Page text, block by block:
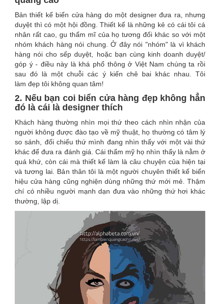
Bản thiết kế biển cửa hàng do một designer đưa ra, nhưng
duyệt thì có một hội đồng. Thiết kế là những kẻ có cái tôi cá
nhân rất cao, gu thẩm mĩ của họ tương đối khác so với một
nhóm khách hàng nói chung. Ở đây nói "nhóm" là vì khách
hàng nói cho sếp duyệt, hoặc bạn cùng kinh doanh duyệt/
góp ý - điều này là khá phổ thông ở Việt Nam chúng ta rồi
sau đó là một chuỗi các ý kiến chê bai khác nhau. Tôi
làm đẹp tôi không quan tâm!
2. Nếu bạn coi biển cửa hàng đẹp không hẳn
đó là cái là designer thích
Khách hàng thường nhìn mọi thứ theo cách nhìn nhận của
người không được đào tạo về mỹ thuật, họ thường có tâm lý
so sánh, đối chiếu thứ mình đang nhìn thấy với một vài thứ
khác để đưa ra đánh giá. Cái thẩm mỹ họ nhìn thấy là nằm ở
quá khứ, còn cái mà thiết kế làm là câu chuyện của hiện tại
và tương lai. Bản thân tôi là một người chuyên thiết kế biển
hiệu cửa hàng cũng nghiện dùng những thứ mới mẻ. Thậm
chí có nhiều người mạnh dạn đưa vào những thứ hơi khác
thường, lập dị.